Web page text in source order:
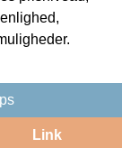
Link